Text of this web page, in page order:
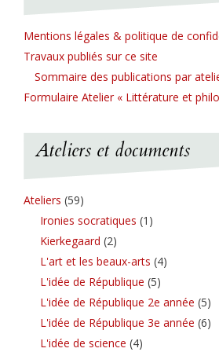
Mentions légales & politique de
Travaux publiés sur ce site
Sommaire des publications par
Formulaire Atelier « Littérature et
Ateliers et documents
Ateliers (59)
Ironies socratiques (1)
Kierkegaard (2)
L'art et les beaux-arts (4)
L'idée de République (5)
L'idée de République 2e année (5)
L'idée de République 3e année (6)
L'idée de science (4)